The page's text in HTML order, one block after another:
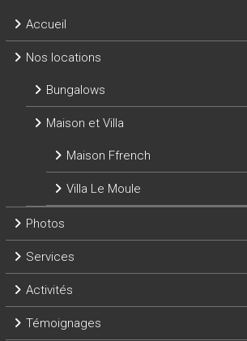
Accueil
Nos locations
Bungalows
Maison et Villa
Maison Ffrench
Villa Le Moule
Photos
Services
Activités
Témoignages